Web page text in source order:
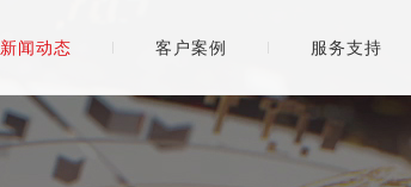
新闻动态 客户案例 服务支持